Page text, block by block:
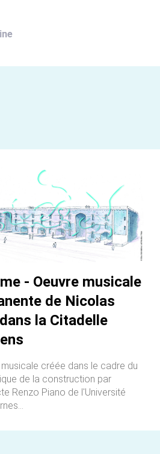
- Oeuvre musicale
de Nicolas
la Citadelle
créée dans le cadre du
de la construction par
Renzo Piano de l'Université